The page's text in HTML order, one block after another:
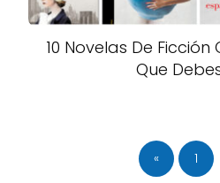
10 Novelas De
Que
« 1